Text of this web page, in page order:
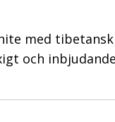
med
och